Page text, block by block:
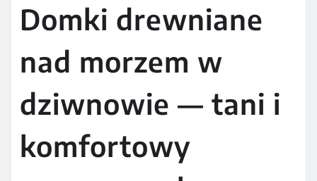
Domki drewniane
nad morzem w
dziwnowie — tani i
komfortowy